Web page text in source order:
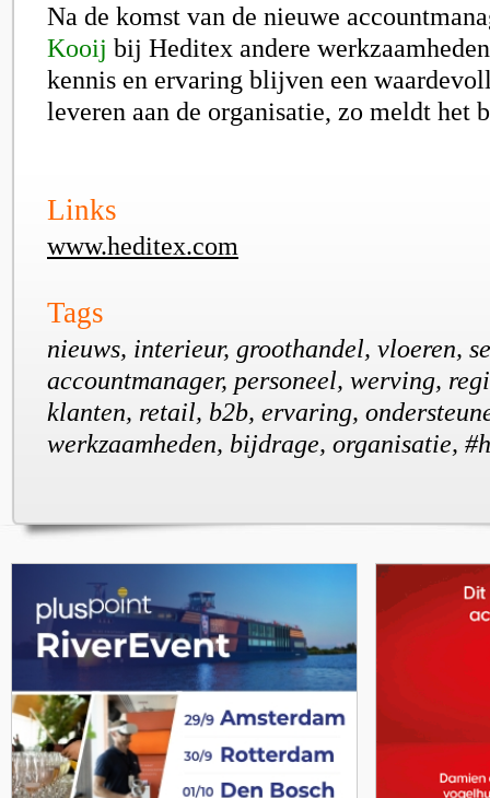
Na de komst van de nieuwe
Kooij bij Heditex andere
kennis en ervaring blijven een
leveren aan de organisatie, zo meldt het
Links
www.heditex.com
Tags
nieuws, interieur, groothandel, vloeren,
accountmanager, personeel, werving,
klanten, retail, b2b, ervaring,
werkzaamheden, bijdrage, organisatie,